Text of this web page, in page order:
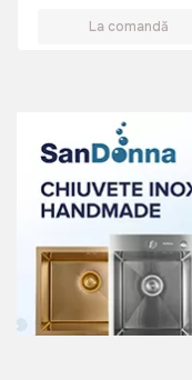
199 lei
Art:
275 lei
La comandă